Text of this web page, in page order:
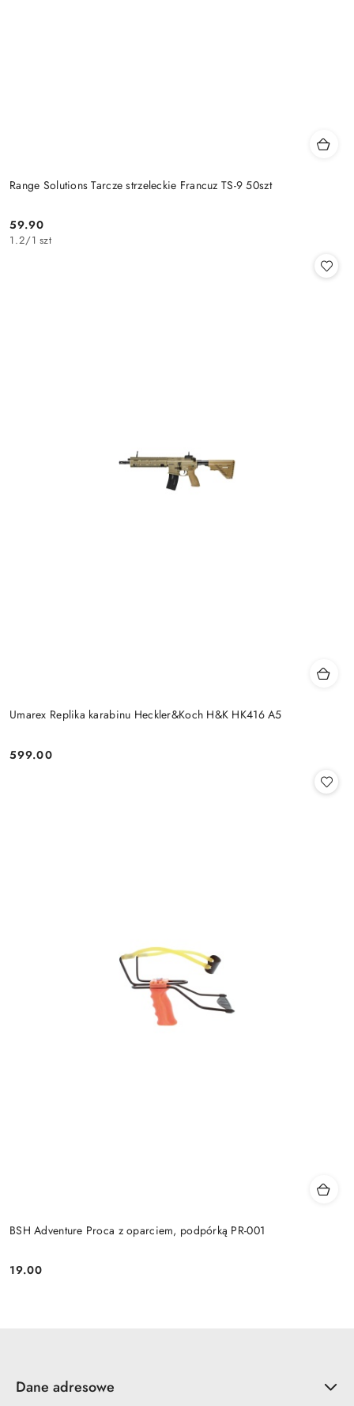
Range Solutions Tarcze strzeleckie Francuz TS-9 50szt
Cena:
59.90
1.2/1 szt
Umarex Replika karabinu Heckler&Koch H&K HK416 A5
Cena:
599.00
BSH Adventure Proca z oparciem, podpórką PR-001
Cena:
19.00
Dane adresowe